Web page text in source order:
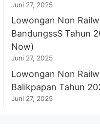
Juni 27, 2025
Lowongan Non
BandungssS Tahun
Now)
Juni 27, 2025
Lowongan Non
Balikpapan Tahun
Juni 27, 2025